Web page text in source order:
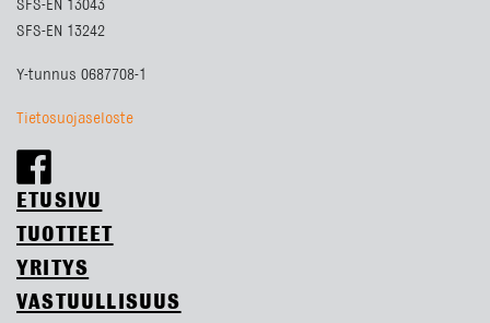
SFS-EN 13043
SFS-EN 13242
Y-tunnus 0687708-1
Tietosuojaseloste
ETUSIVU
TUOTTEET
YRITYS
VASTUULLISUUS